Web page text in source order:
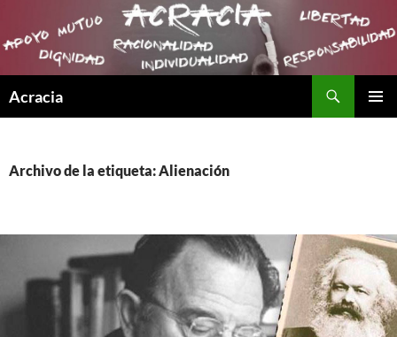
Acracia
Archivo de la etiqueta: Alienación